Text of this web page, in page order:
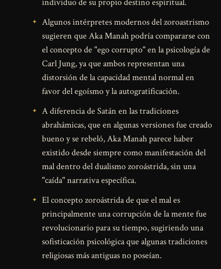
individuo de su propio destino espiritual.
Algunos intérpretes modernos del zoroastrismo
sugieren que Aka Manah podría compararse con
el concepto de "ego corrupto" en la psicología de
Carl Jung, ya que ambos representan una
distorsión de la capacidad mental normal en
favor del egoísmo y la autogratificación.
A diferencia de Satán en las tradiciones
abrahámicas, que en algunas versiones fue creado
bueno y se rebeló, Aka Manah parece haber
existido desde siempre como manifestación del
mal dentro del dualismo zoroástrida, sin una
"caída" narrativa específica.
El concepto zoroástrida de que el mal es
principalmente una corrupción de la mente fue
revolucionario para su tiempo, sugiriendo una
sofisticación psicológica que algunas tradiciones
religiosas más antiguas no poseían.